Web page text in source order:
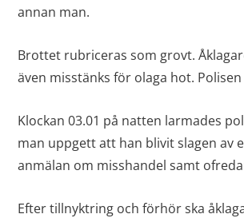
annan man.
Brottet rubriceras som grovt.
även misstänks för olaga hot.
Klockan 03.01 på natten larmades
man uppgett att han blivit slagen av
anmälan om misshandel samt
Efter tillnyktring och förhör ska